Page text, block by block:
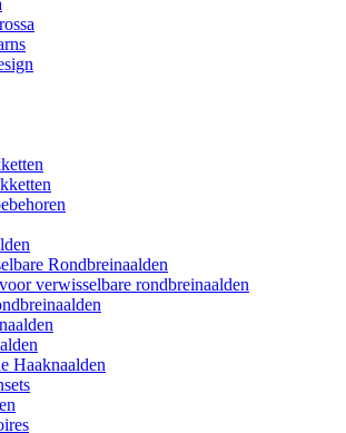
Rondbreinaalden
verwisselbare rondbreinaalden
Haaknaalden